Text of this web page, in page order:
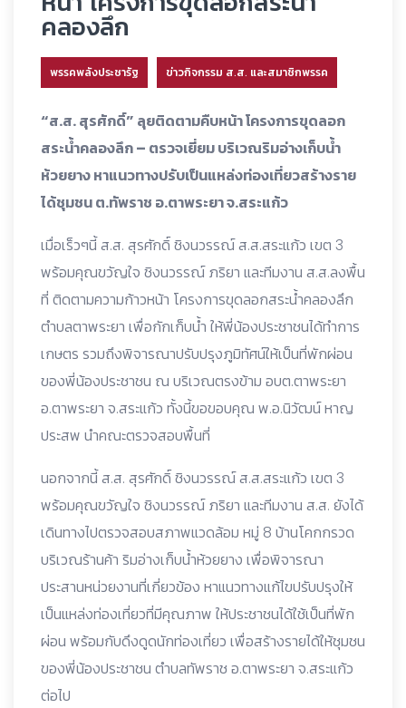
คลองลึก
พรรคพลังประชารัฐ ข่าวกิจกรรม ส.ส. และสมาชิกพรรค
“ส.ส. สุรศักดิ์” ลุยติดตามคืบหน้า โครงการขุดลอก
สระน้ำคลองลึก – ตรวจเยี่ยม บริเวณริมอ่างเก็บน้ำ
ห้วยยาง หาแนวทางปรับเป็นแหล่งท่องเที่ยวสร้างราย
ได้ชุมชน ต.ทัพราช อ.ตาพระยา จ.สระแก้ว
เมื่อเร็วๆนี้ ส.ส. สุรศักดิ์ ชิงนวรรณ์ ส.ส.สระแก้ว เขต 3
พร้อมคุณขวัญใจ ชิงนวรรณ์ ภริยา และทีมงาน ส.ส.ลงพื้น
ที่ ติดตามความก้าวหน้า โครงการขุดลอกสระน้ำคลองลึก
ตำบลตาพระยา เพื่อกักเก็บน้ำ ให้พี่น้องประชาชนได้ทำการ
เกษตร รวมถึงพิจารณาปรับปรุงภูมิทัศน์ให้เป็นที่พักผ่อน
ของพี่น้องประชาชน ณ บริเวณตรงข้าม อบต.ตาพระยา
อ.ตาพระยา จ.สระแก้ว ทั้งนี้ขอขอบคุณ พ.อ.นิวัฒน์ หาญ
ประสพ นำคณะตรวจสอบพื้นที่
นอกจากนี้ ส.ส. สุรศักดิ์ ชิงนวรรณ์ ส.ส.สระแก้ว เขต 3
พร้อมคุณขวัญใจ ชิงนวรรณ์ ภริยา และทีมงาน ส.ส. ยังได้
เดินทางไปตรวจสอบสภาพแวดล้อม หมู่ 8 บ้านโคกกรวด
บริเวณร้านค้า ริมอ่างเก็บน้ำห้วยยาง เพื่อพิจารณา
ประสานหน่วยงานที่เกี่ยวข้อง หาแนวทางแก้ไขปรับปรุงให้
เป็นแหล่งท่องเที่ยวที่มีคุณภาพ ให้ประชาชนได้ใช้เป็นที่พัก
ผ่อน พร้อมกับดึงดูดนักท่องเที่ยว เพื่อสร้างรายได้ให้ชุมชน
ของพี่น้องประชาชน ตำบลทัพราช อ.ตาพระยา จ.สระแก้ว
ต่อไป